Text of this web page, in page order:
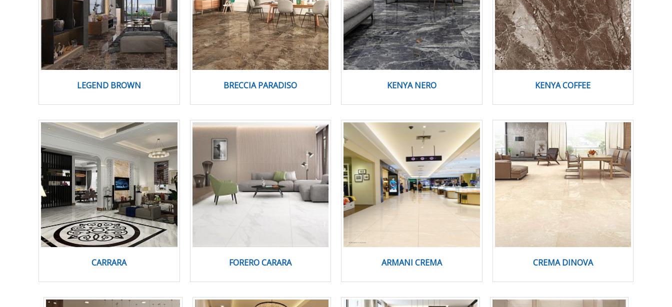
LEGEND BROWN BRECCIA PARADISO KENYA NERO KENYA COFFEE
CARRARA FORERO CARARA ARMANI CREMA CREMA DINOVA